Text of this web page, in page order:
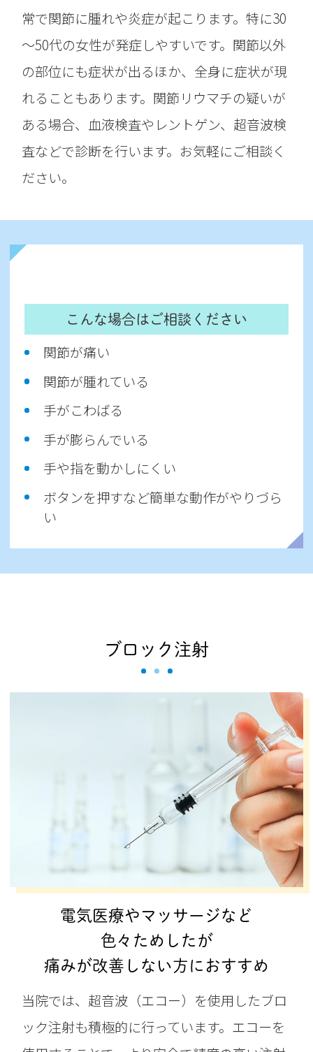
常で関節に腫れや炎症が起こります。特に30
～50代の女性が発症しやすいです。関節以外
の部位にも症状が出るほか、全身に症状が現
れることもあります。関節リウマチの疑いが
ある場合、血液検査やレントゲン、超音波検
査などで診断を行います。お気軽にご相談く
ださい。
こんな場合はご相談ください
関節が痛い
関節が腫れている
手がこわばる
手が膨らんでいる
手や指を動かしにくい
ボタンを押すなど簡単な動作がやりづら
い
ブロック注射
電気医療やマッサージなど
色々ためしたが
痛みが改善しない方におすすめ
当院では、超音波（エコー）を使用したブロ
ック注射も積極的に行っています。エコーを